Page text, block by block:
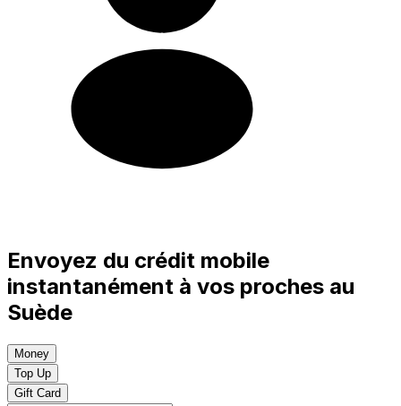
Envoyez du crédit mobile
instantanément à vos proches au
Suède
Money
Top Up
Gift Card